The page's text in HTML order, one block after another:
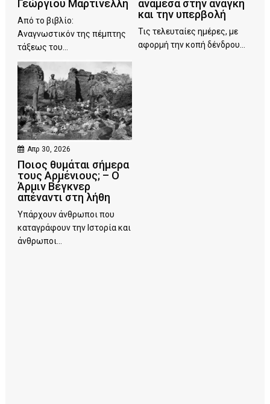
Γεώργιου Μαρτινέλλη
Από το βιβλίο:
Αναγνωστικόν της πέμπτης
τάξεως του...
ανάμεσα στην ανάγκη
και την υπερβολή
Τις τελευταίες ημέρες, με
αφορμή την κοπή δένδρου...
Απρ 30, 2026
Ποιος θυμάται σήμερα
τους Αρμένιους; – Ο
Άρμιν Βέγκνερ
απέναντι στη λήθη
Υπάρχουν άνθρωποι που
καταγράφουν την Ιστορία και
άνθρωποι...